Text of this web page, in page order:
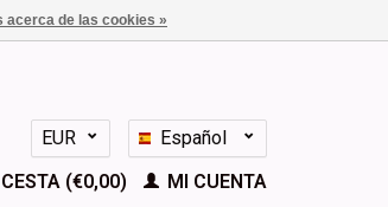
EUR
GBP
Español
Nederlands
Deutsch
CESTA (€0,00) MI CUENTA
acerca de las cookies »